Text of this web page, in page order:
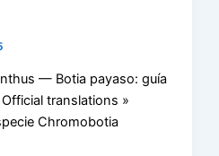
— Botia payaso: guía
translations »
Chromobotia